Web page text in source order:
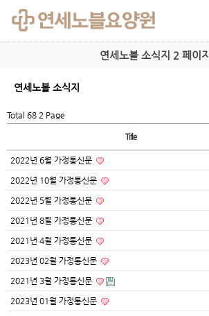
연세노블 소식지 2 페이지
연세노블 소식지
Total 68 2 Page
Title
2022년 6월 가정통신문
2022년 10월 가정통신문
2022년 5월 가정통신문
2021년 8월 가정통신문
2021년 4월 가정통신문
2023년 02월 가정통신문
2021년 3월 가정통신문
2023년 01월 가정통신문